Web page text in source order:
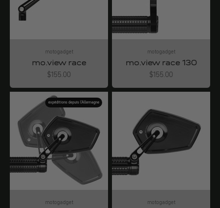
motogadget
mo.view race
Angebot
$155.00
motogadget
mo.view race 130
Angebot
$155.00
expéditions depuis l'Allemagne
motogadget motogadget